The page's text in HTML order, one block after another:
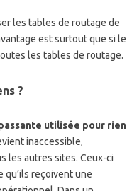
les tables de routage de
est surtout que si le
les tables de routage.
?
utilisée pour rien
inaccessible,
les autres sites. Ceux-ci
qu’ils reçoivent une